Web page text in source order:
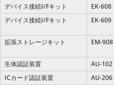
デバイス接続I/Fキット
EK-608
デバイス接続I/Fキット
EK-609
拡張ストレージキット
EM-908
生体認証装置
AU-102
ICカード認証装置
AU-206